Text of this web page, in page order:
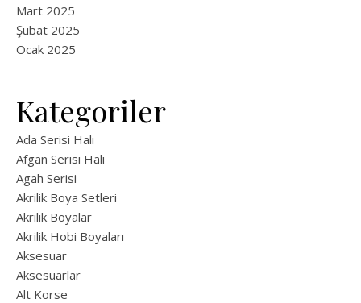
Mart 2025
Şubat 2025
Ocak 2025
Kategoriler
Ada Serisi Halı
Afgan Serisi Halı
Agah Serisi
Akrilik Boya Setleri
Akrilik Boyalar
Akrilik Hobi Boyaları
Aksesuar
Aksesuarlar
Alt Korse